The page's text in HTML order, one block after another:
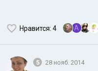
Нравится: 4 A
5 28 нояб. 2014